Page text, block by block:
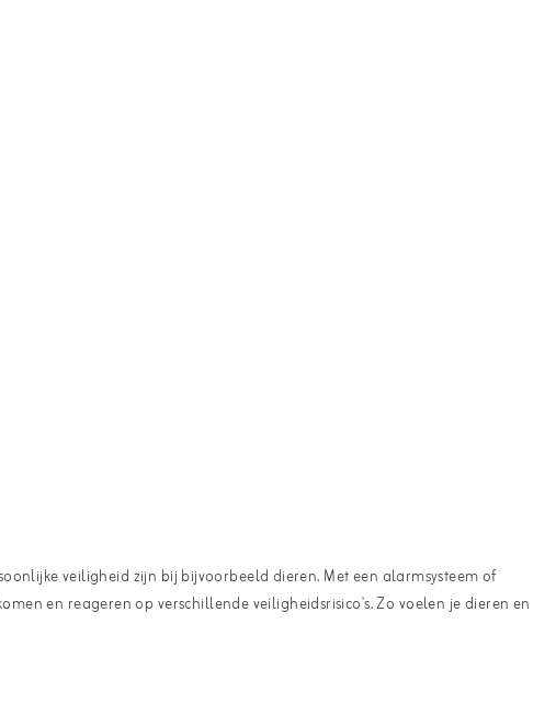
veiligheid zijn bij bijvoorbeeld dieren. Met een alarmsysteem of
en reageren op verschillende veiligheidsrisico's. Zo voelen je dieren en